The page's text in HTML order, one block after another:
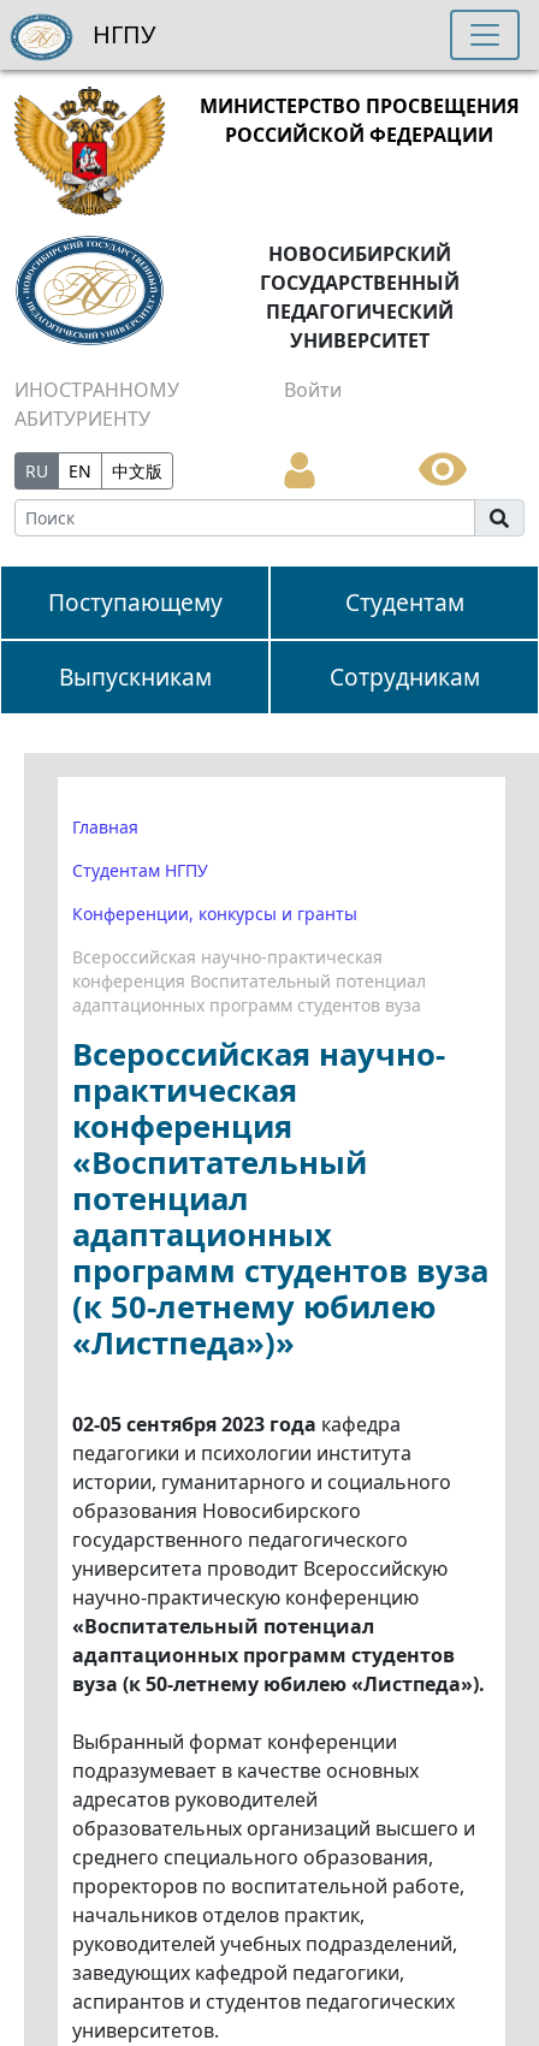
МИНИСТЕРСТВО ПРОСВЕЩЕНИЯ
РОССИЙСКОЙ ФЕДЕРАЦИИ
НОВОСИБИРСКИЙ
ГОСУДАРСТВЕННЫЙ
ПЕДАГОГИЧЕСКИЙ
УНИВЕРСИТЕТ
ИНОСТРАННОМУ
АБИТУРИЕНТУ
Войти
RU EN 中文版
Поступающему Студентам
Выпускникам Сотрудникам
НГПУ
Главная
Студентам НГПУ
Конференции, конкурсы и гранты
Всероссийская научно-практическая
конференция Воспитательный потенциал
адаптационных программ студентов вуза
Всероссийская научно-
практическая
конференция
«Воспитательный
потенциал
адаптационных
программ студентов вуза
(к 50-летнему юбилею
«Листпеда»)»
02-05 сентября 2023 года кафедра
педагогики и психологии института
истории, гуманитарного и социального
образования Новосибирского
государственного педагогического
университета проводит Всероссийскую
научно-практическую конференцию
«Воспитательный потенциал
адаптационных программ студентов
вуза (к 50-летнему юбилею «Листпеда»).
Выбранный формат конференции
подразумевает в качестве основных
адресатов руководителей
образовательных организаций высшего и
среднего специального образования,
проректоров по воспитательной работе,
начальников отделов практик,
руководителей учебных подразделений,
заведующих кафедрой педагогики,
аспирантов и студентов педагогических
университетов.